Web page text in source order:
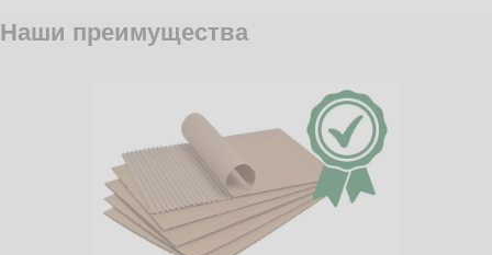
Наши преимущества